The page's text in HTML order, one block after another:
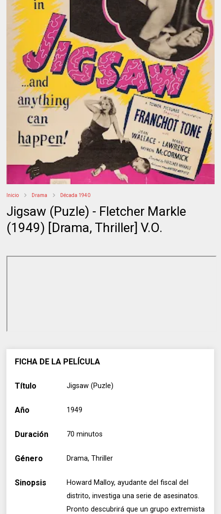
Inicio Drama Década 1940
Jigsaw (Puzle) - Fletcher Markle
(1949) [Drama, Thriller] V.O.
FICHA DE LA PELÍCULA
Título Jigsaw (Puzle)
Año 1949
Duración 70 minutos
Género Drama, Thriller
Sinopsis
Howard Malloy, ayudante del fiscal del
distrito, investiga una serie de asesinatos.
Pronto descubrirá que un grupo extremista